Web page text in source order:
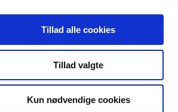
Tillad alle cookies
Tillad valgte
Kun nødvendige cookies